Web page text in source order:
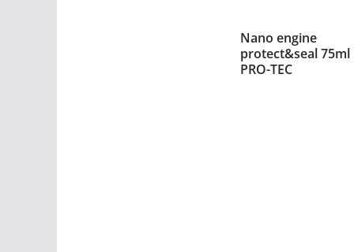
Nano engine
protect&seal 75ml
PRO-TEC